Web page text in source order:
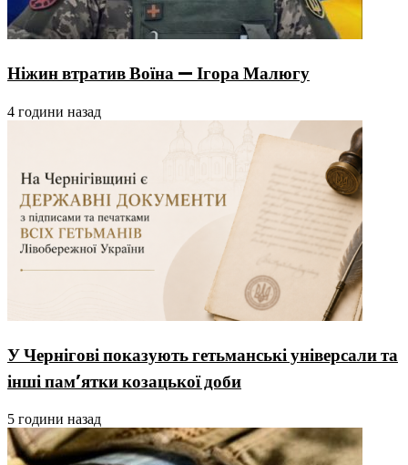
Ніжин втратив Воїна — Ігора Малюгу
4 години назад
У Чернігові показують гетьманські універсали та
інші пам’ятки козацької доби
5 години назад